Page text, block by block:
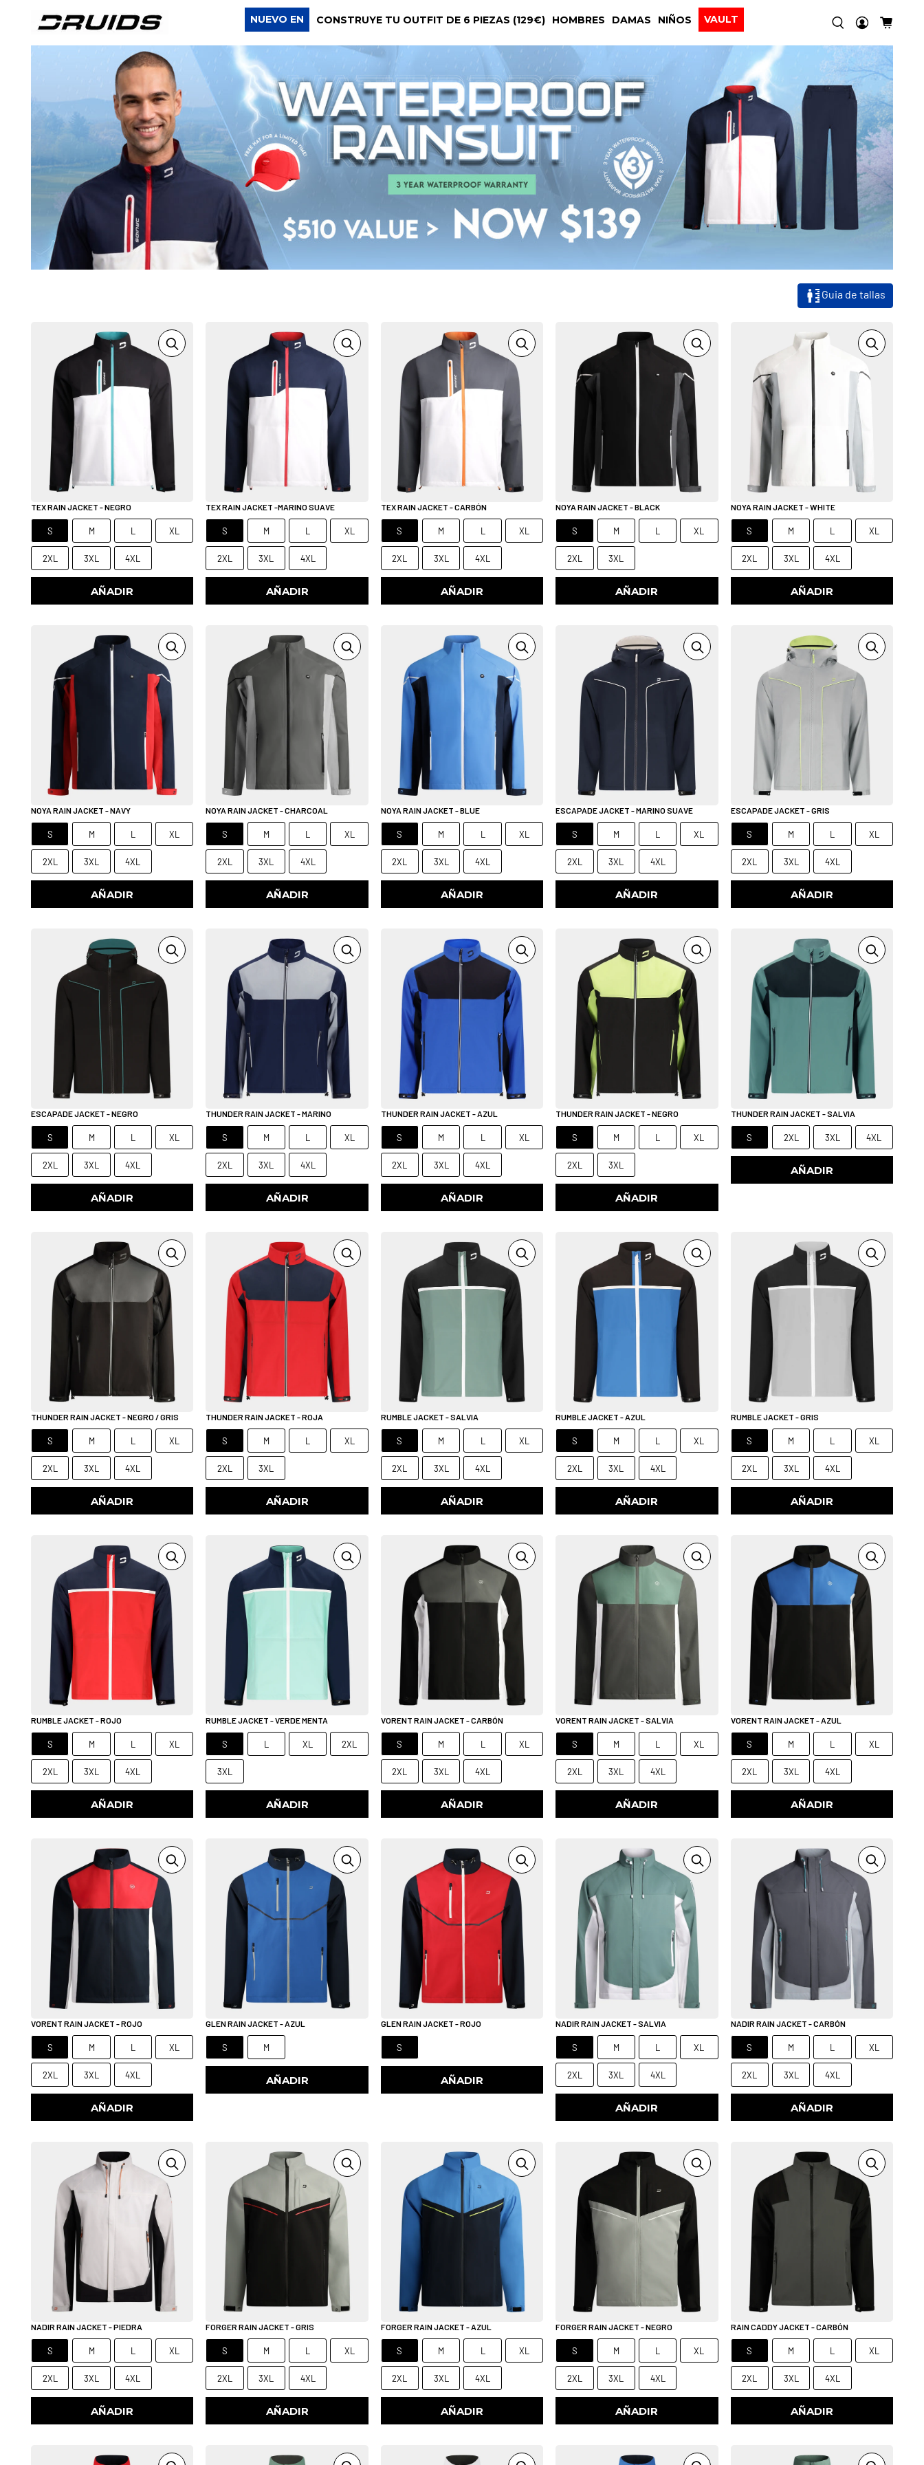
NUEVO EN CONSTRUYE TU OUTFIT DE 6 PIEZAS (129€) HOMBRES DAMAS NIÑOS VAULT
Guia de tallas
TEX RAIN JACKET - NEGRO
S M L XL
2XL 3XL 4XL
AÑADIR
TEX RAIN JACKET -MARINO SUAVE
S M L XL
2XL 3XL 4XL
AÑADIR
TEX RAIN JACKET - CARBÓN
S M L XL
2XL 3XL 4XL
AÑADIR
NOYA RAIN JACKET - BLACK
S M L XL
2XL 3XL
AÑADIR
NOYA RAIN JACKET - WHITE
S M L XL
2XL 3XL 4XL
AÑADIR
NOYA RAIN JACKET - NAVY
S M L XL
2XL 3XL 4XL
AÑADIR
NOYA RAIN JACKET - CHARCOAL
S M L XL
2XL 3XL 4XL
AÑADIR
NOYA RAIN JACKET - BLUE
S M L XL
2XL 3XL 4XL
AÑADIR
ESCAPADE JACKET - MARINO SUAVE
S M L XL
2XL 3XL 4XL
AÑADIR
ESCAPADE JACKET - GRIS
S M L XL
2XL 3XL 4XL
AÑADIR
ESCAPADE JACKET - NEGRO
S M L XL
2XL 3XL 4XL
AÑADIR
THUNDER RAIN JACKET - MARINO
S M L XL
2XL 3XL 4XL
AÑADIR
THUNDER RAIN JACKET - AZUL
S M L XL
2XL 3XL 4XL
AÑADIR
THUNDER RAIN JACKET - NEGRO
S M L XL
2XL 3XL
AÑADIR
THUNDER RAIN JACKET - SALVIA
S 2XL 3XL 4XL
AÑADIR
THUNDER RAIN JACKET - NEGRO / GRIS
S M L XL
2XL 3XL 4XL
AÑADIR
THUNDER RAIN JACKET - ROJA
S M L XL
2XL 3XL
AÑADIR
RUMBLE JACKET - SALVIA
S M L XL
2XL 3XL 4XL
AÑADIR
RUMBLE JACKET - AZUL
S M L XL
2XL 3XL 4XL
AÑADIR
RUMBLE JACKET - GRIS
S M L XL
2XL 3XL 4XL
AÑADIR
RUMBLE JACKET - ROJO
S M L XL
2XL 3XL 4XL
AÑADIR
RUMBLE JACKET - VERDE MENTA
S L XL 2XL
3XL
AÑADIR
VORENT RAIN JACKET - CARBÓN
S M L XL
2XL 3XL 4XL
AÑADIR
VORENT RAIN JACKET - SALVIA
S M L XL
2XL 3XL 4XL
AÑADIR
VORENT RAIN JACKET - AZUL
S M L XL
2XL 3XL 4XL
AÑADIR
VORENT RAIN JACKET - ROJO
S M L XL
2XL 3XL 4XL
AÑADIR
GLEN RAIN JACKET - AZUL
S M
AÑADIR
GLEN RAIN JACKET - ROJO
S
AÑADIR
NADIR RAIN JACKET - SALVIA
S M L XL
2XL 3XL 4XL
AÑADIR
NADIR RAIN JACKET - CARBÓN
S M L XL
2XL 3XL 4XL
AÑADIR
NADIR RAIN JACKET - PIEDRA
S M L XL
2XL 3XL 4XL
AÑADIR
FORGER RAIN JACKET - GRIS
S M L XL
2XL 3XL 4XL
AÑADIR
FORGER RAIN JACKET - AZUL
S M L XL
2XL 3XL 4XL
AÑADIR
FORGER RAIN JACKET - NEGRO
S M L XL
2XL 3XL 4XL
AÑADIR
RAIN CADDY JACKET - CARBÓN
S M L XL
2XL 3XL 4XL
AÑADIR